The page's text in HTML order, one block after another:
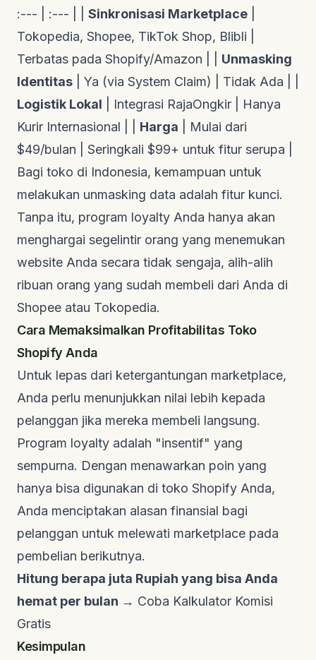
:--- | :--- | | Sinkronisasi Marketplace
Tokopedia, Shopee, TikTok Shop, Blibli |
Terbatas pada Shopify/Amazon | | Unmasking
Identitas | Ya (via System Claim) | Tidak Ada | |
Logistik Lokal | Integrasi RajaOngkir | Hanya
Kurir Internasional | | Harga | Mulai dari
$49/bulan | Seringkali $99+ untuk fitur serupa |
Bagi toko di Indonesia, kemampuan untuk
melakukan unmasking data adalah fitur kunci.
Tanpa itu, program loyalty Anda hanya akan
menghargai segelintir orang yang menemukan
website Anda secara tidak sengaja, alih-alih
ribuan orang yang sudah membeli dari Anda di
Shopee atau Tokopedia.
Cara Memaksimalkan Profitabilitas Toko
Shopify Anda
Untuk lepas dari ketergantungan marketplace,
Anda perlu menunjukkan nilai lebih kepada
pelanggan jika mereka membeli langsung.
Program loyalty adalah "insentif" yang
sempurna. Dengan menawarkan poin yang
hanya bisa digunakan di toko Shopify Anda,
Anda menciptakan alasan finansial bagi
pelanggan untuk melewati marketplace pada
pembelian berikutnya.
Hitung berapa juta Rupiah yang bisa Anda
hemat per bulan → Coba Kalkulator Komisi
Gratis
Kesimpulan